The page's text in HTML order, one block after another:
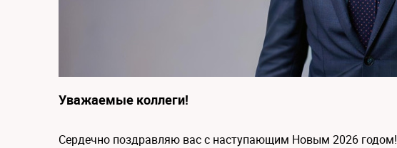
Уважаемые коллеги!
Сердечно поздравляю вас с наступающим Новым 2026 годом!